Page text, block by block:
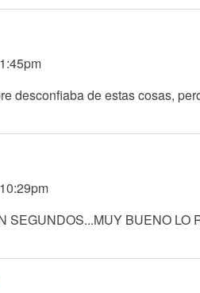
desconfiaba de estas cosas,
SEGUNDOS...MUY BUENO LO